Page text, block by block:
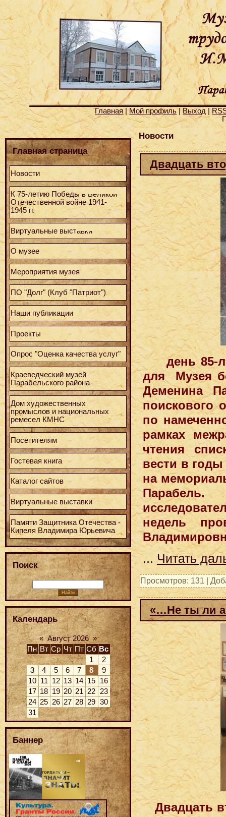
Главная|Мой профиль|Выход
Главная страница
Новости
К 75-летию Победы в Великой
Отечественной войне 1941-
1945 гг.
Виртуальные выставки
О музее
Мероприятия музея
ПО "Долг" (Клуб "Патриот")
Наши публикации
Проекты
Опрос "Оценка качества услуг"
Краеведческий музей
Парабельского района
Дом художественных
промыслов и национальных
ремесел КМНС
Посетителям
Гостевая книга
Каталог сайтов
Виртуальные выставки
Памяти Защитника Отечества -
Кипеля Владимира Юрьевича
Поиск
Календарь
« Август 2026 »
Пн Вт Ср Чт Пт Сб Вс
1
2
3
4 5 6 7 8
9
10 11 12 13 14 15
16
17 18 19 20 21 22
23
24 25 26 27 28 29 30
31
Баннер
Новости
Двадцать
день 85-
для Музея
Деменина
поискового
по
рамках
чтения
вести в
на
недель
... Читать
Просмотров: 131 |
«…Не ты ли
Двадцать